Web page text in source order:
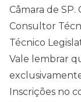
Câmara de SP.
Consultor
Técnico
Vale lembrar
Inscrições no